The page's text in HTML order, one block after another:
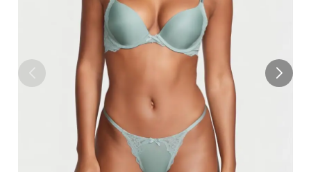
CASO
CONTÁCTENOS
SOBRE NOSOTROS